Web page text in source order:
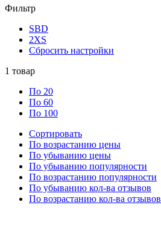
Фильтр
SBD
2XS
Сбросить настройки
1 товар
По 20
По 60
По 100
Сортировать
По возрастанию цены
По убыванию цены
По убыванию популярности
По возрастанию популярности
По убыванию кол-ва отзывов
По возрастанию кол-ва отзывов